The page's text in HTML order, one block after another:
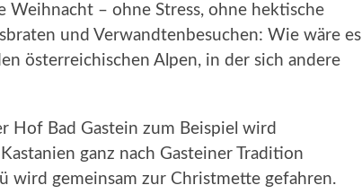
Weihnacht – ohne Stress, ohne hektische
und Verwandtenbesuchen: Wie wäre es
österreichischen Alpen, in der sich andere
Hof Bad Gastein zum Beispiel wird
ganz nach Gasteiner Tradition
wird gemeinsam zur Christmette gefahren.